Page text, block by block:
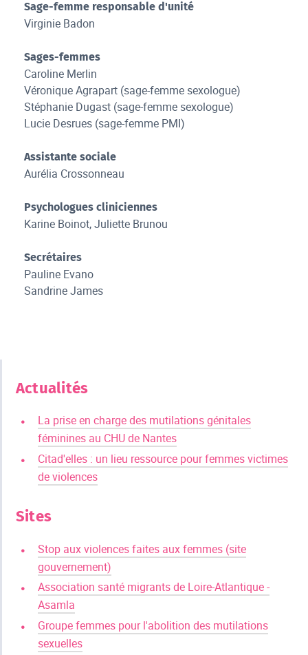
Sage-femme responsable d'unité
Virginie Badon
Sages-femmes
Caroline Merlin
Véronique Agrapart (sage-femme sexologue)
Stéphanie Dugast (sage-femme sexologue)
Lucie Desrues (sage-femme PMI)
Assistante sociale
Aurélia Crossonneau
Psychologues cliniciennes
Karine Boinot, Juliette Brunou
Secrétaires
Pauline Evano
Sandrine James
Actualités
La prise en charge des mutilations génitales
féminines au CHU de Nantes
Citad'elles : un lieu ressource pour femmes victimes
de violences
Sites
Stop aux violences faites aux femmes (site
gouvernement)
Association santé migrants de Loire-Atlantique -
Asamla
Groupe femmes pour l'abolition des mutilations
sexuelles